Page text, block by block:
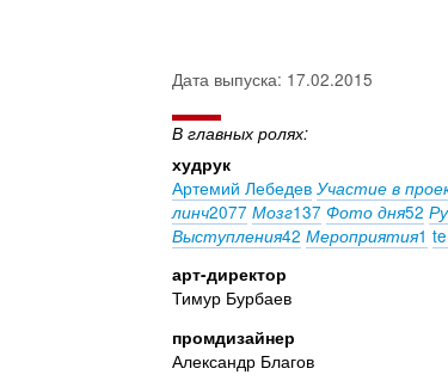
Дата выпуска: 17.02.2015
В главных ролях:
худрук
Артемий Лебедев Участие в
линч2077 Мозг137 Фото дня52
Выступления42 Мероприятия1
арт-директор
Тимур Бурбаев
промдизайнер
Александр Благов